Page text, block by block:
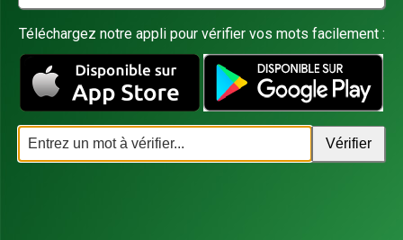
Téléchargez notre appli pour vérifier vos mots facilement :